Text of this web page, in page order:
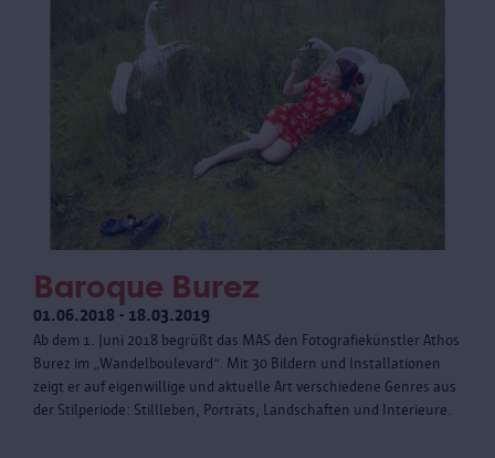
Baroque Burez
01.06.2018 - 18.03.2019
Ab dem 1. Juni 2018 begrüßt das MAS den Fotografiekünstler Athos
Burez im „Wandelboulevard“. Mit 30 Bildern und Installationen
zeigt er auf eigenwillige und aktuelle Art verschiedene Genres aus
der Stilperiode: Stillleben, Porträts, Landschaften und Interieure.